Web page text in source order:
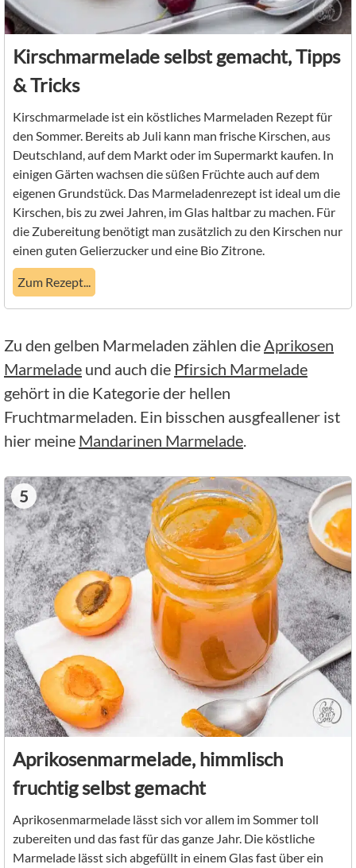
Kirschmarmelade selbst gemacht, Tipps
& Tricks
Kirschmarmelade ist ein köstliches Marmeladen Rezept für
den Sommer. Bereits ab Juli kann man frische Kirschen, aus
Deutschland, auf dem Markt oder im Supermarkt kaufen. In
einigen Gärten wachsen die süßen Früchte auch auf dem
eigenen Grundstück. Das Marmeladenrezept ist ideal um die
Kirschen, bis zu zwei Jahren, im Glas haltbar zu machen. Für
die Zubereitung benötigt man zusätzlich zu den Kirschen nur
einen guten Gelierzucker und eine Bio Zitrone.
Zum Rezept...
Zu den gelben Marmeladen zählen dieAprikosen
Marmelade und auch die Pfirsich Marmelade
gehört in die Kategorie der hellen
Fruchtmarmeladen. Ein bisschen ausgfeallener ist
hier meine Mandarinen Marmelade.
5
Aprikosenmarmelade, himmlisch
fruchtig selbst gemacht
Aprikosenmarmelade lässt sich vor allem im Sommer toll
zubereiten und das fast für das ganze Jahr. Die köstliche
Marmelade lässt sich abgefüllt in einem Glas fast über ein